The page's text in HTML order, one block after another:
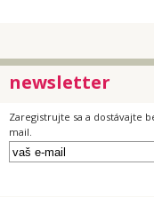
newsletter
Zaregistrujte sa a dostávajte
mail.